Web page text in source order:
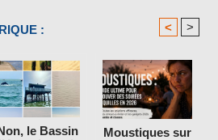
: < >
le Bassin
Moustiques sur